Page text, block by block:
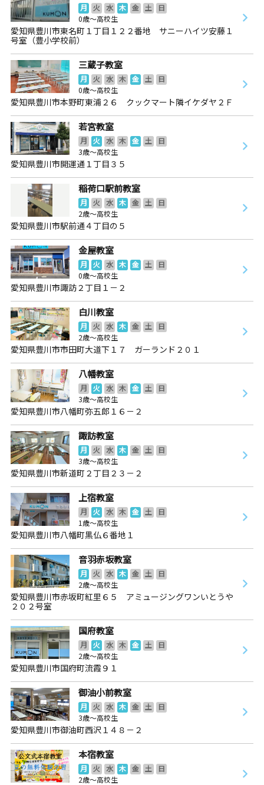
月 火 水 木 金 土
日
0歳～高校生
愛知県豊川市東名町１丁目１２２番地 サニーハイツ安藤１
号室（豊小学校前）
三蔵子教室
月 火 水 木 金 土
日
0歳～高校生
愛知県豊川市本野町東浦２６ クックマート隣イケダヤ２Ｆ
若宮教室
月 火 水 木 金 土
日
3歳～高校生
愛知県豊川市開運通１丁目３５
稲荷口駅前教室
月 火 水 木 金 土
日
2歳～高校生
愛知県豊川市駅前通４丁目の５
金屋教室
月 火 水 木 金 土
日
0歳～高校生
愛知県豊川市諏訪２丁目１－２
白川教室
月 火 水 木 金 土
日
2歳～高校生
愛知県豊川市市田町大道下１７ ガーランド２０１
八幡教室
月 火 水 木 金 土
日
3歳～高校生
愛知県豊川市八幡町弥五郎１６－２
諏訪教室
月 火 水 木 金 土
日
3歳～高校生
愛知県豊川市新道町２丁目２３－２
上宿教室
月 火 水 木 金 土
日
1歳～高校生
愛知県豊川市八幡町黒仏６番地１
音羽赤坂教室
月 火 水 木 金 土
日
2歳～高校生
愛知県豊川市赤坂町紅里６５ アミュージングワンいとうや
２０２号室
国府教室
月 火 水 木 金 土
日
2歳～高校生
愛知県豊川市国府町流霞９１
御油小前教室
月 火 水 木 金 土
日
3歳～高校生
愛知県豊川市御油町西沢１４８－２
本宿教室
月 火 水 木 金 土
日
2歳～高校生